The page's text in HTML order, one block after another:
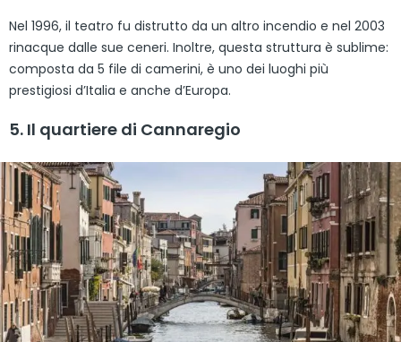
Nel 1996, il teatro fu distrutto da un altro incendio e nel 2003
rinacque dalle sue ceneri. Inoltre, questa struttura è sublime:
composta da 5 file di camerini, è uno dei luoghi più
prestigiosi d’Italia e anche d’Europa.
5. Il quartiere di Cannaregio